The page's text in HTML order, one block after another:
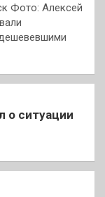
Фото: Алексей
о ситуации